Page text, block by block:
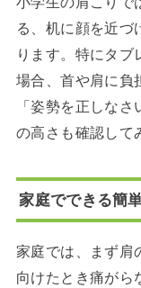
る、机に顔を近づ
ります。特にタブ
場合、首や肩に負
「姿勢を正しな
の高さも確認して
家庭でできる簡
家庭では、まず肩
向けたとき痛がら